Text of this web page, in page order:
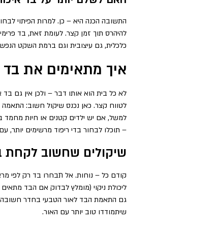
התשובה הכנה היא – כן. למרות הפיתוי
להיהרס תוך זמן קצר. לעומת זאת, בד
כלכלית, גם עיצובית וגם ברמת השקט
איך מתאימים את בד
לא כל בית הוא אותו דבר – ולכן אין גם
לטווח קצר. כאן נכנס שיקול חשוב: התאמה
למשל, אם יש ילדים קטנים או חיות מחמד
– תוכלו לבחור בדי ריפוד מרשימים יותר,
שיקולים שחשוב לקחת
קודם כל – נוחות. אל תבחרו בד רק לפי
ליכולת ניקוי (מומלץ לבדוק אם הבד מתאים
גם התאמת הבד לאור הטבעי בחדר חשובה:
שיתמודדו טוב יותר עם האור.